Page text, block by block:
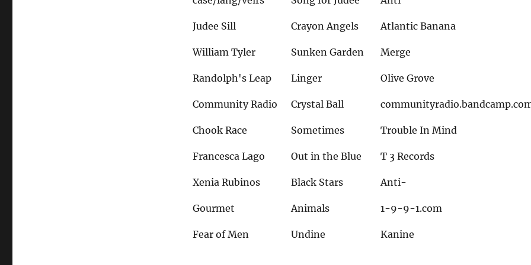
Judee Sill Crayon Angels Atlantic Banana
William Tyler Sunken Garden Merge
Randolph's Leap Linger Olive Grove
Community Radio Crystal Ball
Chook Race Sometimes Trouble In Mind
Francesca Lago Out in the Blue T 3 Records
Xenia Rubinos Black Stars Anti-
Gourmet Animals 1-9-9-1.com
Fear of Men Undine Kanine